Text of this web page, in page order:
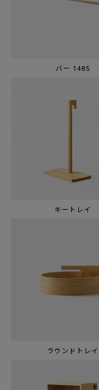
バー 1485
キートレイ
ラウンドトレイ